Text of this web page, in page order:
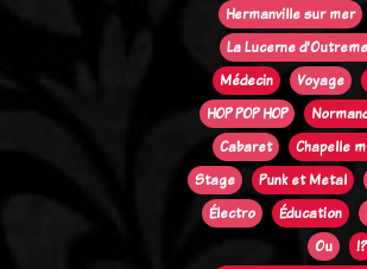
Hermanville sur mer
La Lucerne
Médecin
Voyage
HOP POP HOP
Cabaret
Chapelle
Stage
Punk et Metal
Électro
Éducation
Ou
!?